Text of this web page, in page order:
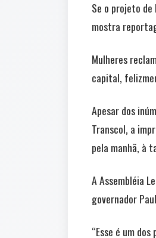
Se o projeto
mostra
Mulheres
capital,
Apesar dos
Transcol, a
pela manhã, à
A Assembléia
governador
“Esse é um